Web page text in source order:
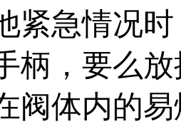
急情况时
，要么
阀体内的易